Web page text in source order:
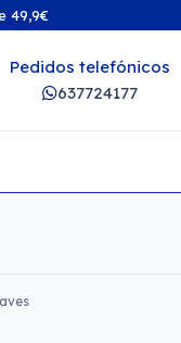
49,9€
Pedidos telefónicos
637724177